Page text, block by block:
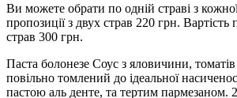
Ви можете обрати по одній страві з кожної
пропозиції з двух страв 220 грн. Вартість
страв 300 грн.
Паста болонезе Соус з яловичини,
повільно томлений до ідеальної
пастою аль денте, та тертим пармезаном.